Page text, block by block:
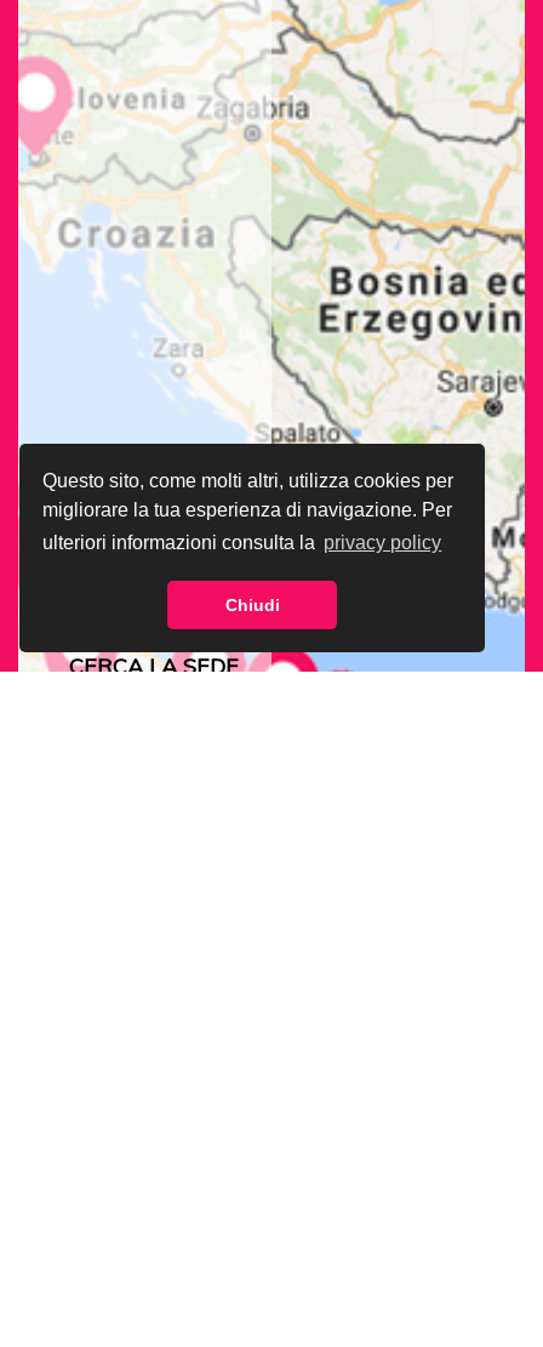
Questo sito, come molti altri, utilizza cookies per
migliorare la tua esperienza di navigazione. Per
ulteriori informazioni consulta la privacy policy
Chiudi
CERCA LA SEDE